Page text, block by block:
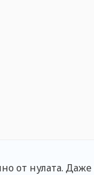
от нулата.